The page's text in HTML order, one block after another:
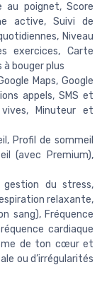
au poignet, Score
active, Suivi de
Niveau
exercices, Carte
bouger plus
Maps, Google
appels, SMS et
Minuteur et
Profil de sommeil
(avec Premium),
du stress,
relaxante,
sang), Fréquence
cardiaque
de ton cœur et
ou d’irrégularités